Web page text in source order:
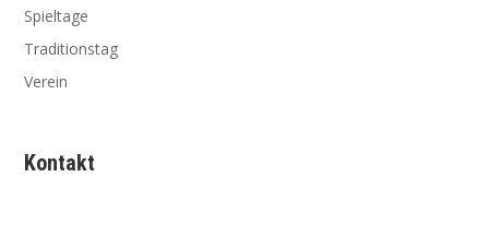
Spieltage
Traditionstag
Verein
Kontakt